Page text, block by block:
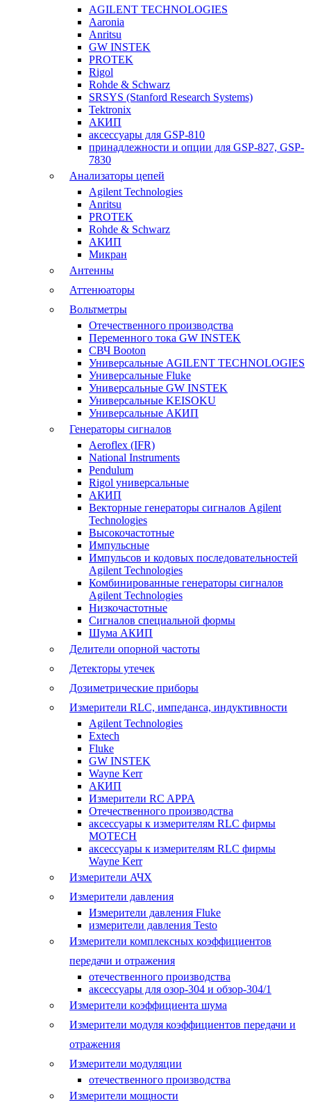
AGILENT TECHNOLOGIES
Aaronia
Anritsu
GW INSTEK
PROTEK
Rigol
Rohde & Schwarz
SRSYS (Stanford Research Systems)
Tektronix
АКИП
аксессуары для GSP-810
принадлежности и опции для GSP-827, GSP-
7830
Анализаторы цепей
Agilent Technologies
Anritsu
PROTEK
Rohde & Schwarz
АКИП
Микран
Антенны
Аттенюаторы
Вольтметры
Отечественного производства
Переменного тока GW INSTEK
СВЧ Booton
Универсальные AGILENT TECHNOLOGIES
Универсальные Fluke
Универсальные GW INSTEK
Универсальные KEISOKU
Универсальные АКИП
Генераторы сигналов
Aeroflex (IFR)
National Instruments
Pendulum
Rigol универсальные
АКИП
Векторные генераторы сигналов Agilent
Technologies
Высокочастотные
Импульсные
Импульсов и кодовых последовательностей
Agilent Technologies
Комбинированные генераторы сигналов
Agilent Technologies
Низкочастотные
Сигналов специальной формы
Шума АКИП
Делители опорной частоты
Детекторы утечек
Дозиметрические приборы
Измерители RLC, импеданса, индуктивности
Agilent Technologies
Extech
Fluke
GW INSTEK
Wayne Kerr
АКИП
Измерители RC APPA
Отечественного производства
аксессуары к измерителям RLC фирмы
MOTECH
аксессуары к измерителям RLC фирмы
Wayne Kerr
Измерители АЧХ
Измерители давления
Измерители давления Fluke
измерители давления Testo
Измерители комплексных коэффициентов
передачи и отражения
отечественного производства
аксессуары для озор-304 и обзор-304/1
Измерители коэффициента шума
Измерители модуля коэффициентов передачи и
отражения
Измерители модуляции
отечественного производства
Измерители мощности